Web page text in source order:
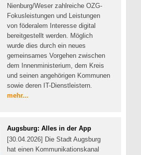
Nienburg/Weser zahlreiche OZG-
Fokusleistungen und Leistungen
von föderalem Interesse digital
bereitgestellt werden. Möglich
wurde dies durch ein neues
gemeinsames Vorgehen zwischen
dem Innenministerium, dem Kreis
und seinen angehörigen Kommunen
sowie deren IT-Dienstleistern.
mehr...
Augsburg: Alles in der App
[30.04.2026] Die Stadt Augsburg
hat einen Kommunikationskanal